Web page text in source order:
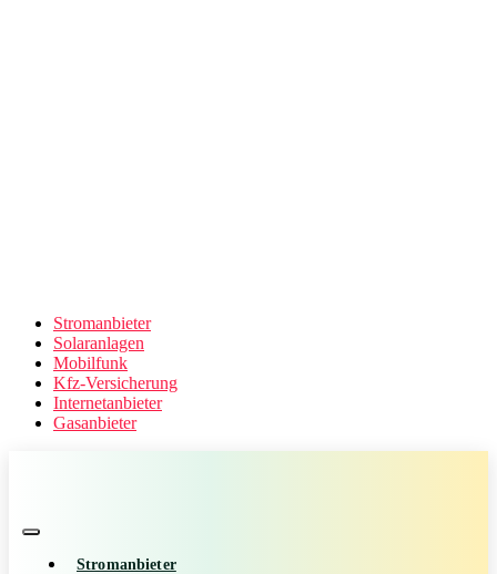
Stromanbieter
Solaranlagen
Mobilfunk
Kfz-Versicherung
Internetanbieter
Gasanbieter
Stromanbieter